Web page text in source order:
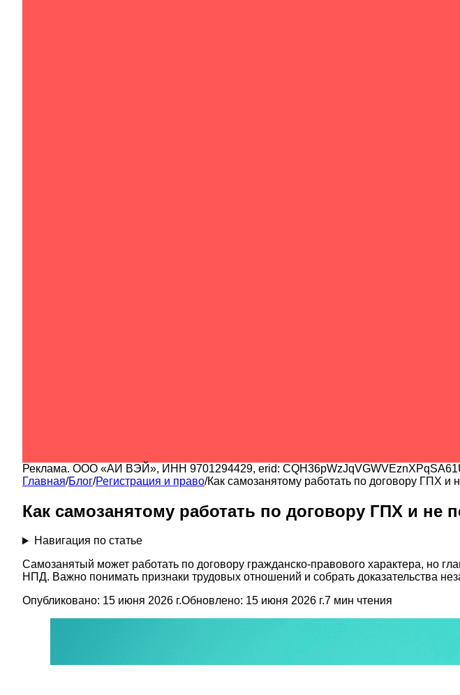
Реклама. ООО «АИ ВЭЙ», ИНН 9701294429, erid:
Главная/Блог/Регистрация и право/Как самозанятому работать по договору ГПХ и
Как самозанятому работать по договору ГПХ и не
Навигация по статье
Самозанятый может работать по договору гражданско-правового характера, но
НПД. Важно понимать признаки трудовых отношений и собрать доказательства
Опубликовано: 15 июня 2026 г.Обновлено: 15 июня 2026 г.7 мин чтения